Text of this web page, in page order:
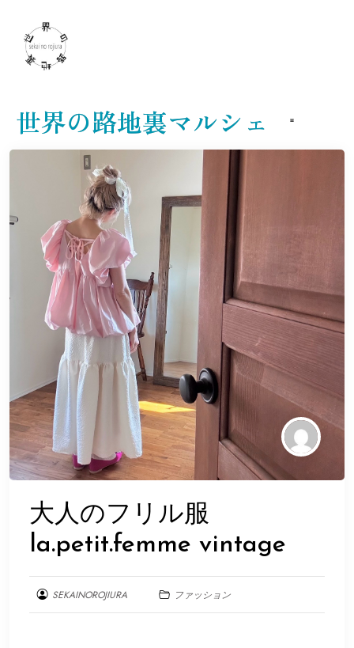
世界の路地裏マルシェ
大人のフリル服
la.petit.femme vintage
SEKAINOROJIURA
ファッション